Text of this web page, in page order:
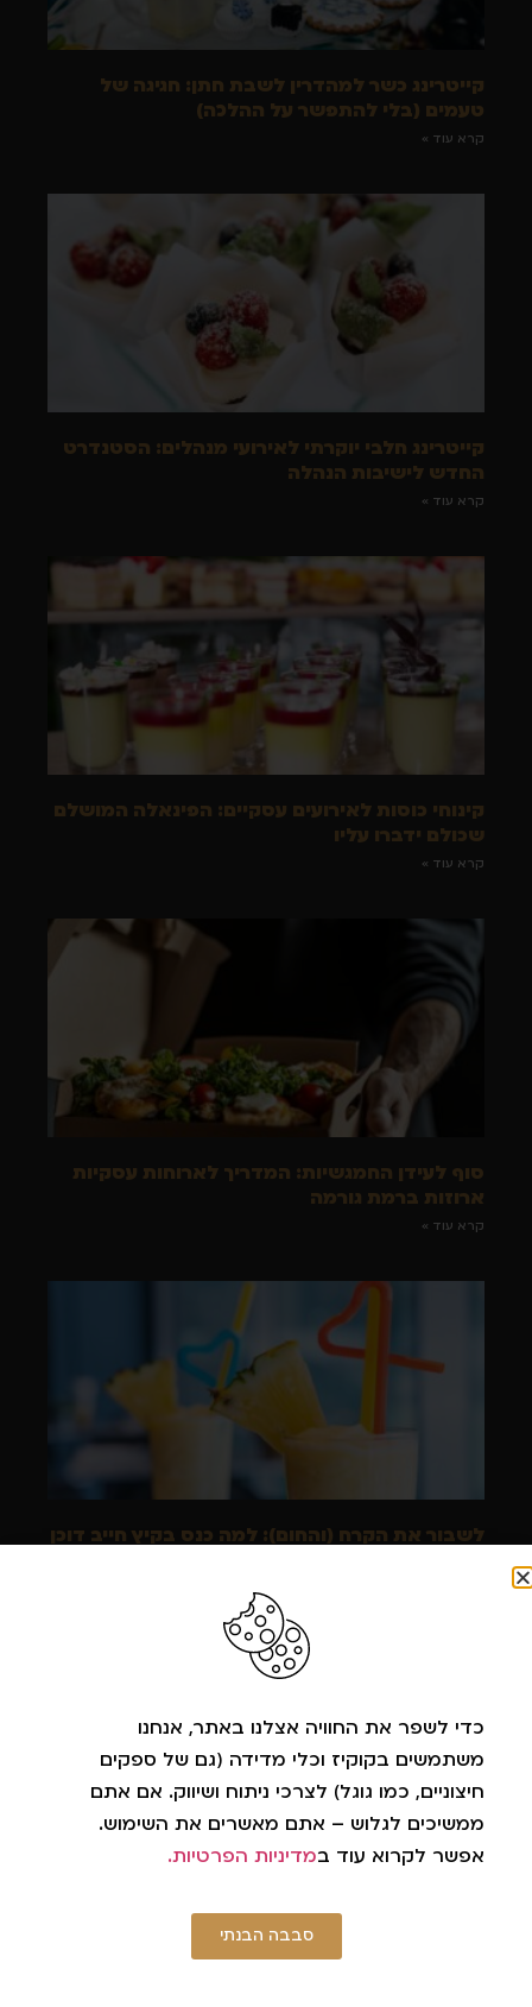
קייטרינג כשר למהדרין לשבת חתן: חגיגה של
טעמים (בלי להתפשר על ההלכה)
קרא עוד »
קייטרינג חלבי יוקרתי לאירועי מנהלים: הסטנדרט
החדש לישיבות הנהלה
קרא עוד »
קינוחי כוסות לאירועים עסקיים: הפינאלה המושלם
שכולם ידברו עליו
קרא עוד »
סוף לעידן החמגשיות: המדריך לארוחות עסקיות
ארוזות ברמת גורמה
קרא עוד »
לשבור את הקרח (והחום): למה כנס בקיץ חייב דוכן
האירוע "הירוק" שלכם להצלחה מסחררת?
כדי לשפר את החוויה אצלנו באתר, אנחנו
משתמשים בקוקיז וכלי מדידה (גם של ספקים
חיצוניים, כמו גוגל) לצרכי ניתוח ושיווק. אם אתם
ממשיכים לגלוש – אתם מאשרים את השימוש.
אפשר לקרוא עוד במדיניות הפרטיות.
סבבה הבנתי